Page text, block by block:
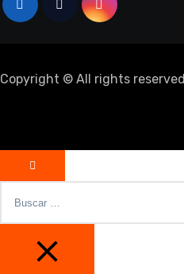
Copyright © All rights reserved